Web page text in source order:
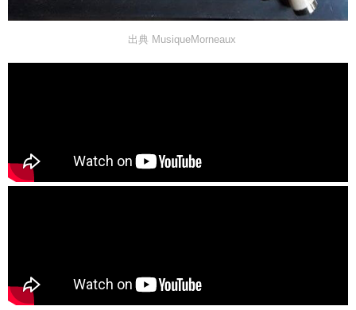
出典 MusiqueMorneaux